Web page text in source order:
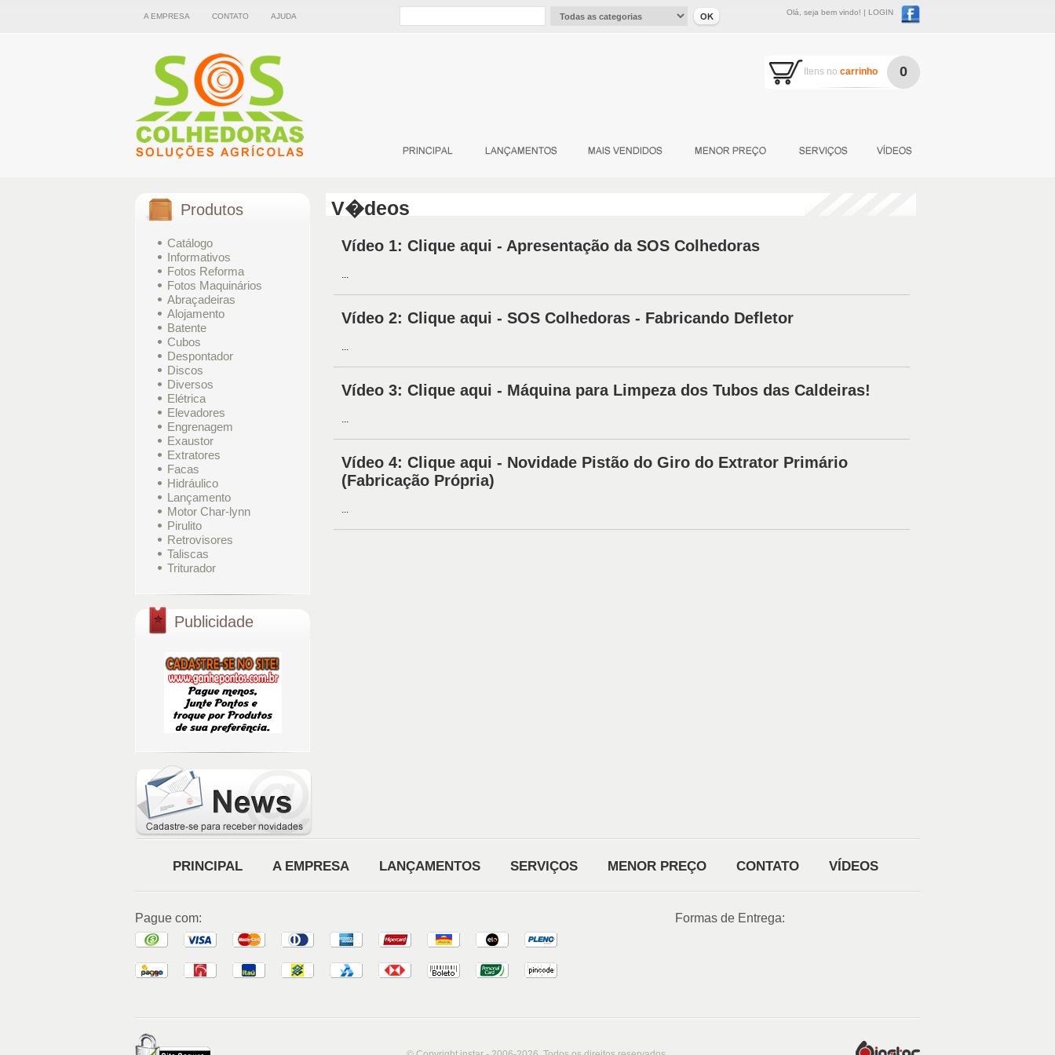
A EMPRESA CONTATO AJUDA Olá, seja bem vindo! | LOGIN
Itens no carrinho 0
Produtos
Catálogo
Informativos
Fotos Reforma
Fotos Maquinários
Abraçadeiras
Alojamento
Batente
Cubos
Despontador
Discos
Diversos
Elétrica
Elevadores
Engrenagem
Exaustor
Extratores
Facas
Hidráulico
Lançamento
Motor Char-lynn
Pirulito
Retrovisores
Taliscas
Triturador
Publicidade
V�deos
Vídeo 1: Clique aqui - Apresentação da SOS Colhedoras
...
Vídeo 2: Clique aqui - SOS Colhedoras - Fabricando Defletor
...
Vídeo 3: Clique aqui - Máquina para Limpeza dos Tubos das Caldeiras!
...
Vídeo 4: Clique aqui - Novidade Pistão do Giro do Extrator Primário
(Fabricação Própria)
...
PRINCIPAL A EMPRESA LANÇAMENTOS SERVIÇOS MENOR PREÇO CONTATO VÍDEOS
Pague com: Formas de Entrega: